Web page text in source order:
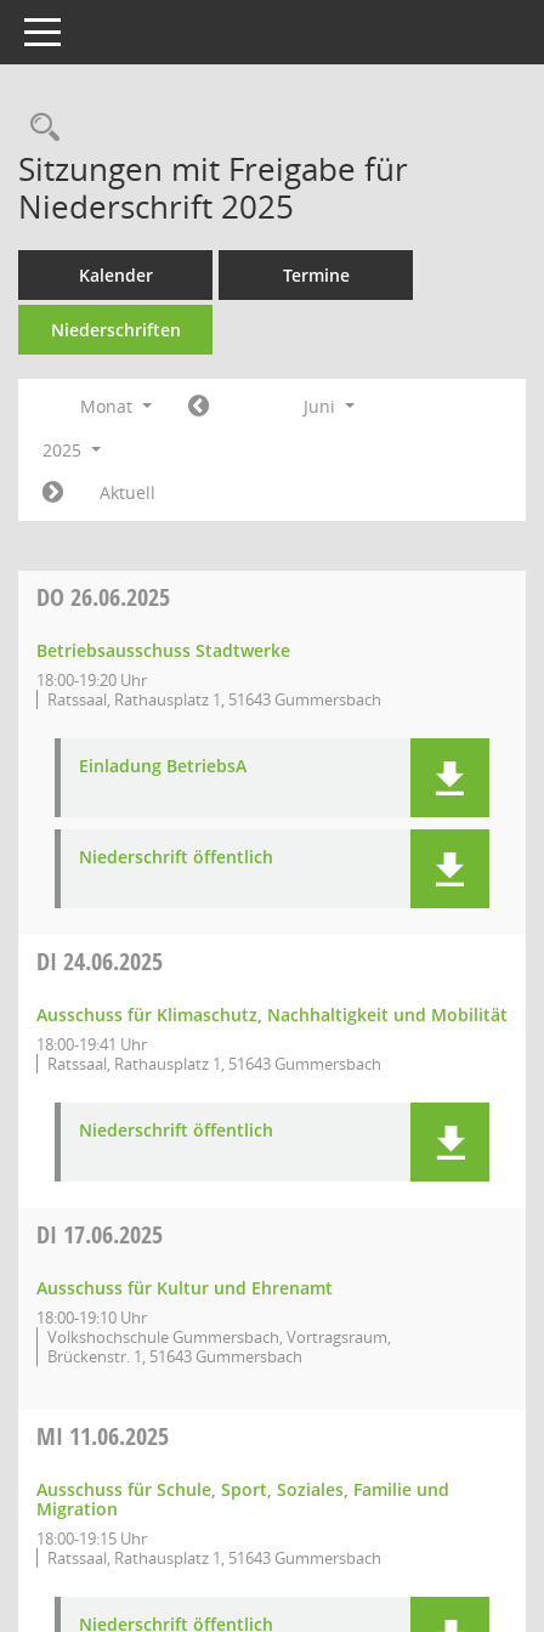
Toggle navigation
Rechercheauswahl
Sitzungen mit Freigabe für
Niederschrift 2025
Kalender Termine
Niederschriften
Monat
Juni
2025
Aktuell
DO 26.06.2025
Betriebsausschuss Stadtwerke
18:00-19:20 Uhr
Ratssaal, Rathausplatz 1, 51643 Gummersbach
Einladung BetriebsA
Niederschrift öffentlich
DI 24.06.2025
Ausschuss für Klimaschutz, Nachhaltigkeit und Mobilität
18:00-19:41 Uhr
Ratssaal, Rathausplatz 1, 51643 Gummersbach
Niederschrift öffentlich
DI 17.06.2025
Ausschuss für Kultur und Ehrenamt
18:00-19:10 Uhr
Volkshochschule Gummersbach, Vortragsraum,
Brückenstr. 1, 51643 Gummersbach
MI 11.06.2025
Ausschuss für Schule, Sport, Soziales, Familie und
Migration
18:00-19:15 Uhr
Ratssaal, Rathausplatz 1, 51643 Gummersbach
Niederschrift öffentlich